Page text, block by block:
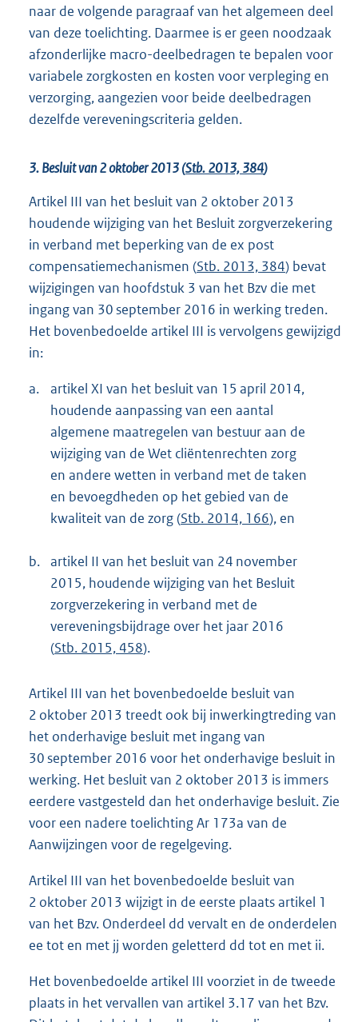
naar de volgende paragraaf van het algemeen deel
van deze toelichting. Daarmee is er geen noodzaak
afzonderlijke macro-deelbedragen te bepalen voor
variabele zorgkosten en kosten voor verpleging en
verzorging, aangezien voor beide deelbedragen
dezelfde vereveningscriteria gelden.
3. Besluit van 2 oktober 2013 (Stb. 2013, 384)
Artikel III van het besluit van 2 oktober 2013
houdende wijziging van het Besluit zorgverzekering
in verband met beperking van de ex post
compensatiemechanismen (Stb. 2013, 384) bevat
wijzigingen van hoofdstuk 3 van het Bzv die met
ingang van 30 september 2016 in werking treden.
Het bovenbedoelde artikel III is vervolgens gewijzigd
in:
a.
artikel XI van het besluit van 15 april 2014,
houdende aanpassing van een aantal
algemene maatregelen van bestuur aan de
wijziging van de Wet cliëntenrechten zorg
en andere wetten in verband met de taken
en bevoegdheden op het gebied van de
kwaliteit van de zorg (Stb. 2014, 166), en
b. artikel II van het besluit van 24 november
2015, houdende wijziging van het Besluit
zorgverzekering in verband met de
vereveningsbijdrage over het jaar 2016
(Stb. 2015, 458).
Artikel III van het bovenbedoelde besluit van
2 oktober 2013 treedt ook bij inwerkingtreding van
het onderhavige besluit met ingang van
30 september 2016 voor het onderhavige besluit in
werking. Het besluit van 2 oktober 2013 is immers
eerdere vastgesteld dan het onderhavige besluit. Zie
voor een nadere toelichting Ar 173a van de
Aanwijzingen voor de regelgeving.
Artikel III van het bovenbedoelde besluit van
2 oktober 2013 wijzigt in de eerste plaats artikel 1
van het Bzv. Onderdeel dd vervalt en de onderdelen
ee tot en met jj worden geletterd dd tot en met ii.
Het bovenbedoelde artikel III voorziet in de tweede
plaats in het vervallen van artikel 3.17 van het Bzv.